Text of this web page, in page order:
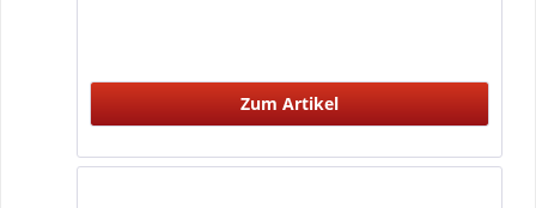
Zum Artikel